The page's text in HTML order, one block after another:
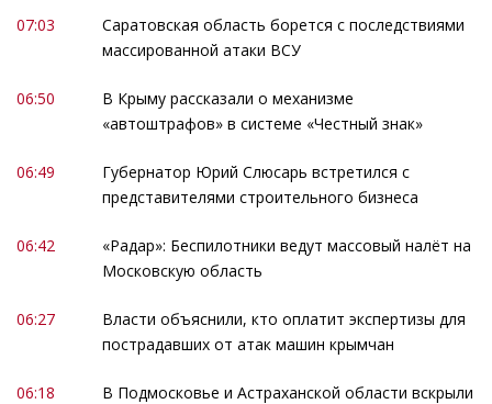
07:03
Саратовская область борется с последствиями
массированной атаки ВСУ
06:50
В Крыму рассказали о механизме
«автоштрафов» в системе «Честный знак»
06:49
Губернатор Юрий Слюсарь встретился с
представителями строительного бизнеса
06:42
«Радар»: Беспилотники ведут массовый налёт на
Московскую область
06:27
Власти объяснили, кто оплатит экспертизы для
пострадавших от атак машин крымчан
06:18
В Подмосковье и Астраханской области вскрыли